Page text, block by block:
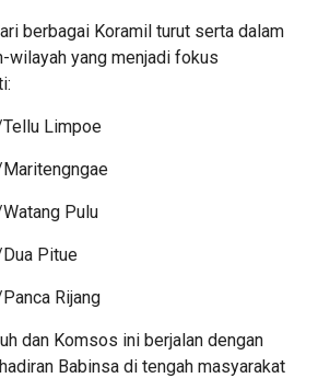
berbagai Koramil turut serta dalam
wilayah yang menjadi fokus
Limpoe
Pulu
Pitue
Rijang
dan Komsos ini berjalan dengan
Babinsa di tengah masyarakat